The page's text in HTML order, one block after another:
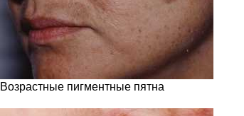
Возрастные пигментные пятна